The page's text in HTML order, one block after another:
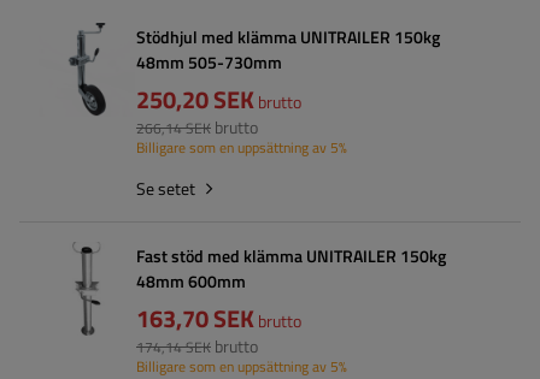
Stödhjul med klämma UNITRAILER 150kg
48mm 505-730mm
250,20 SEKbrutto
266,14 SEK brutto
Billigare som en uppsättning av 5%
Se setet
Fast stöd med klämma UNITRAILER 150kg
48mm 600mm
163,70 SEKbrutto
174,14 SEK brutto
Billigare som en uppsättning av 5%